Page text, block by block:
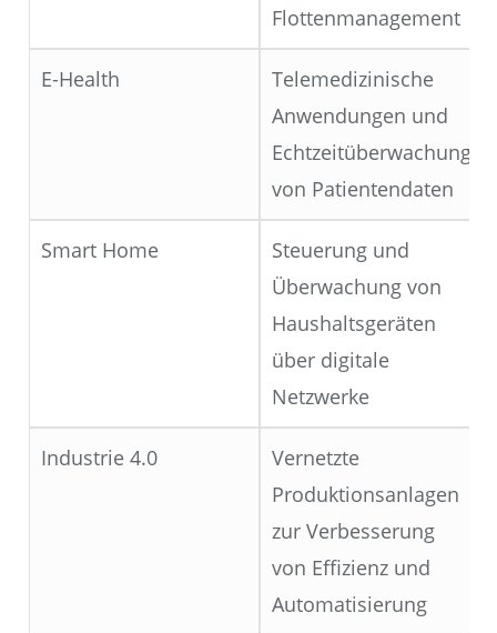
Flottenmanagement
E-Health
Telemedizinische
Anwendungen und
Echtzeitüberwachung
von Patientendaten
Smart Home
Steuerung und
Überwachung von
Haushaltsgeräten
über digitale
Netzwerke
Industrie 4.0
Vernetzte
Produktionsanlagen
zur Verbesserung
von Effizienz und
Automatisierung